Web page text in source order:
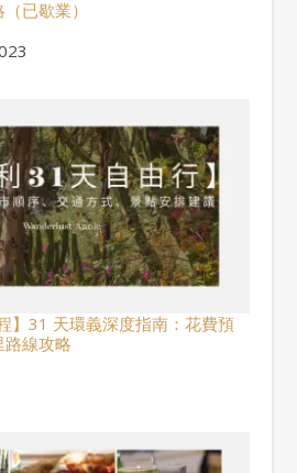
已歇業）
】31 天環義深度指南：花費預
線攻略